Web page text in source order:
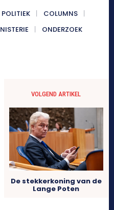
POLITIEK
COLUMNS
ONDERZOEK
VOLGEND ARTIKEL
De stekkerkoning van de
Lange Poten